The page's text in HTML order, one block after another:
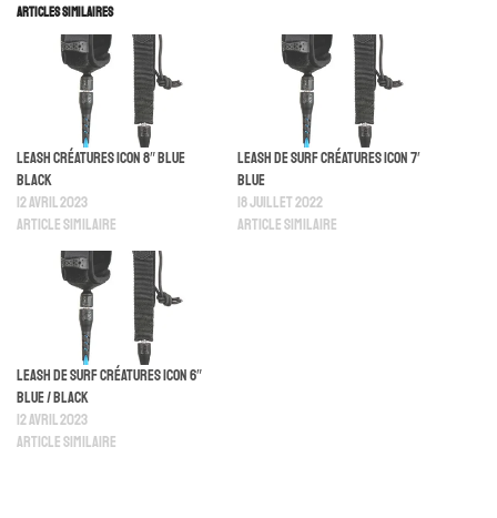
Articles similaires
Leash Créatures Icon 8″ Blue
Black
12 avril 2023
Article similaire
Leash De Surf Créatures Icon 7′
Blue
18 juillet 2022
Article similaire
Leash De Surf Créatures Icon 6″
Blue / Black
12 avril 2023
Article similaire